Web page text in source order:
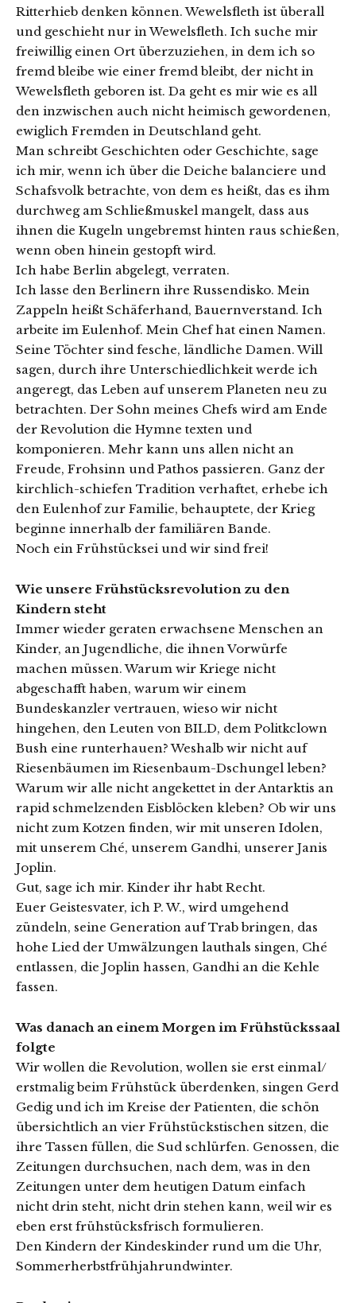
Ritterhieb denken können. Wewelsfleth ist überall
und geschieht nur in Wewelsfleth. Ich suche mir
freiwillig einen Ort überzuziehen, in dem ich so
fremd bleibe wie einer fremd bleibt, der nicht in
Wewelsfleth geboren ist. Da geht es mir wie es all
den inzwischen auch nicht heimisch gewordenen,
ewiglich Fremden in Deutschland geht.
Man schreibt Geschichten oder Geschichte, sage
ich mir, wenn ich über die Deiche balanciere und
Schafsvolk betrachte, von dem es heißt, das es ihm
durchweg am Schließmuskel mangelt, dass aus
ihnen die Kugeln ungebremst hinten raus schießen,
wenn oben hinein gestopft wird.
Ich habe Berlin abgelegt, verraten.
Ich lasse den Berlinern ihre Russendisko. Mein
Zappeln heißt Schäferhand, Bauernverstand. Ich
arbeite im Eulenhof. Mein Chef hat einen Namen.
Seine Töchter sind fesche, ländliche Damen. Will
sagen, durch ihre Unterschiedlichkeit werde ich
angeregt, das Leben auf unserem Planeten neu zu
betrachten. Der Sohn meines Chefs wird am Ende
der Revolution die Hymne texten und
komponieren. Mehr kann uns allen nicht an
Freude, Frohsinn und Pathos passieren. Ganz der
kirchlich-schiefen Tradition verhaftet, erhebe ich
den Eulenhof zur Familie, behauptete, der Krieg
beginne innerhalb der familiären Bande.
Noch ein Frühstücksei und wir sind frei!
Wie unsere Frühstücksrevolution zu den
Kindern steht
Immer wieder geraten erwachsene Menschen an
Kinder, an Jugendliche, die ihnen Vorwürfe
machen müssen. Warum wir Kriege nicht
abgeschafft haben, warum wir einem
Bundeskanzler vertrauen, wieso wir nicht
hingehen, den Leuten von BILD, dem Politkclown
Bush eine runterhauen? Weshalb wir nicht auf
Riesenbäumen im Riesenbaum-Dschungel leben?
Warum wir alle nicht angekettet in der Antarktis an
rapid schmelzenden Eisblöcken kleben? Ob wir uns
nicht zum Kotzen finden, wir mit unseren Idolen,
mit unserem Ché, unserem Gandhi, unserer Janis
Joplin.
Gut, sage ich mir. Kinder ihr habt Recht.
Euer Geistesvater, ich P. W., wird umgehend
zündeln, seine Generation auf Trab bringen, das
hohe Lied der Umwälzungen lauthals singen, Ché
entlassen, die Joplin hassen, Gandhi an die Kehle
fassen.
Was danach an einem Morgen im Frühstückssaal
folgte
Wir wollen die Revolution, wollen sie erst einmal/
erstmalig beim Frühstück überdenken, singen Gerd
Gedig und ich im Kreise der Patienten, die schön
übersichtlich an vier Frühstückstischen sitzen, die
ihre Tassen füllen, die Sud schlürfen. Genossen, die
Zeitungen durchsuchen, nach dem, was in den
Zeitungen unter dem heutigen Datum einfach
nicht drin steht, nicht drin stehen kann, weil wir es
eben erst frühstücksfrisch formulieren.
Den Kindern der Kindeskinder rund um die Uhr,
Sommerherbstfrühjahrundwinter.